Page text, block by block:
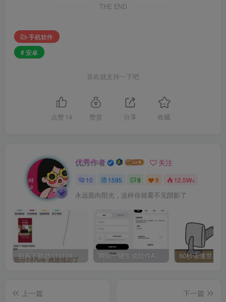
THE END
手机软件
# 安卓
喜欢就支持一下吧
点赞 14 赞赏 分享 收藏
优秀作者 关注
10 1595 9 9 12.5W+
永远面向阳光，这样你就看不见阴影了
朔风下载25110109 -磁力下载神器-去VIP限制版本 网站一键生成软件APP 完美版 同时支持打包html文件
上一篇
下一篇